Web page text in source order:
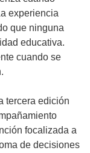
experiencia
que ninguna
educativa.
cuando se
tercera edición
focalizada a
de decisiones